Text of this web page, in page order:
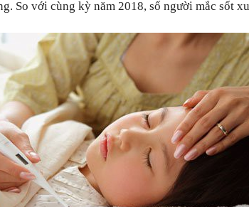
So với cùng kỳ năm 2018, số người mắc sốt